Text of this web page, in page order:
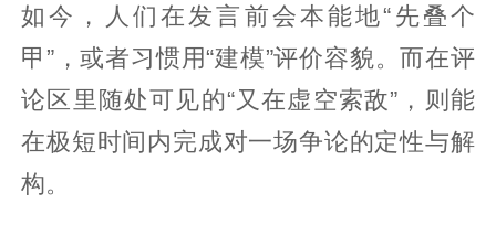
如今，人们在发言前会本能地“先叠个
甲”，或者习惯用“建模”评价容貌。而在评
论区里随处可见的“又在虚空索敌”，则能
在极短时间内完成对一场争论的定性与解
构。